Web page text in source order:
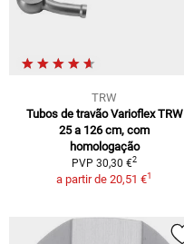
TRW
Tubos de travão Varioflex TRW
25 a 126 cm, com
homologação
PVP 30,30 €2
a partir de 20,51 €1